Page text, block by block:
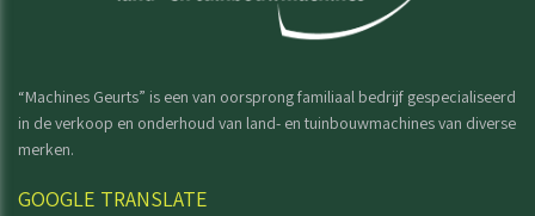
“Machines Geurts” is een van oorsprong familiaal bedrijf gespecialiseerd
in de verkoop en onderhoud van land- en tuinbouwmachines van diverse
merken.
GOOGLE TRANSLATE